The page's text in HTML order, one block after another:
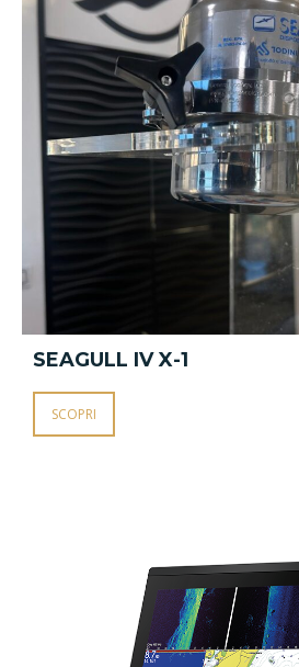
SEAGULL IV X-1
SCOPRI